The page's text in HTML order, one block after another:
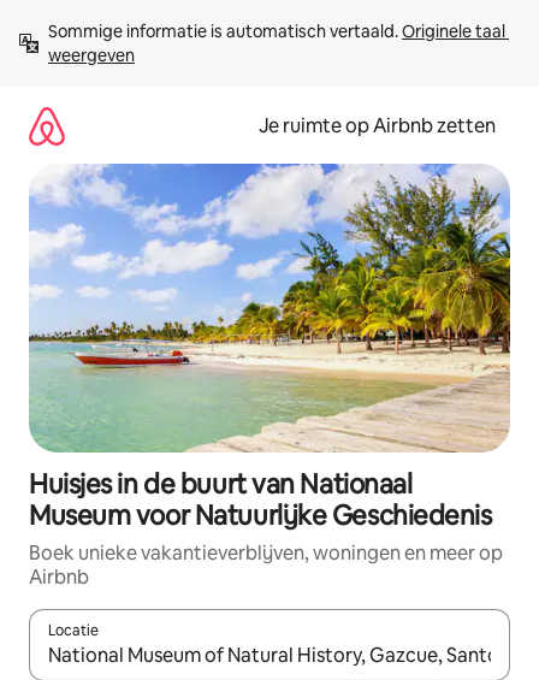
direct
naar
Sommige informatie is automatisch vertaald. Originele taal
weergeven
Je ruimte op Airbnb zetten
Huisjes in de buurt van Nationaal
Museum voor Natuurlijke Geschiedenis
Boek unieke vakantieverblijven, woningen en meer op
Airbnb
Locatie
Wanneer er suggesties beschikbaar zijn, maak je een keuze